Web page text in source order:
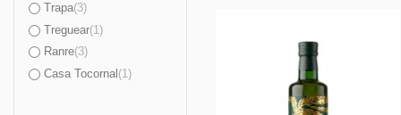
Trapa(3)
Treguear(1)
Ranre(3)
Casa Tocornal (1)